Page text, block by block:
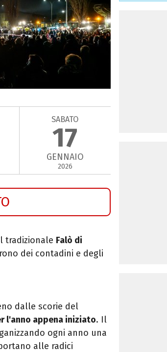
SABATO
17
GENNAIO
2026
tradizionale Falò di
dei contadini e degli
dalle scorie del
l'anno appena iniziato. Il
ogni anno una
alle radici